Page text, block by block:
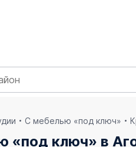
С мебелью «под ключ»
«под ключ» в